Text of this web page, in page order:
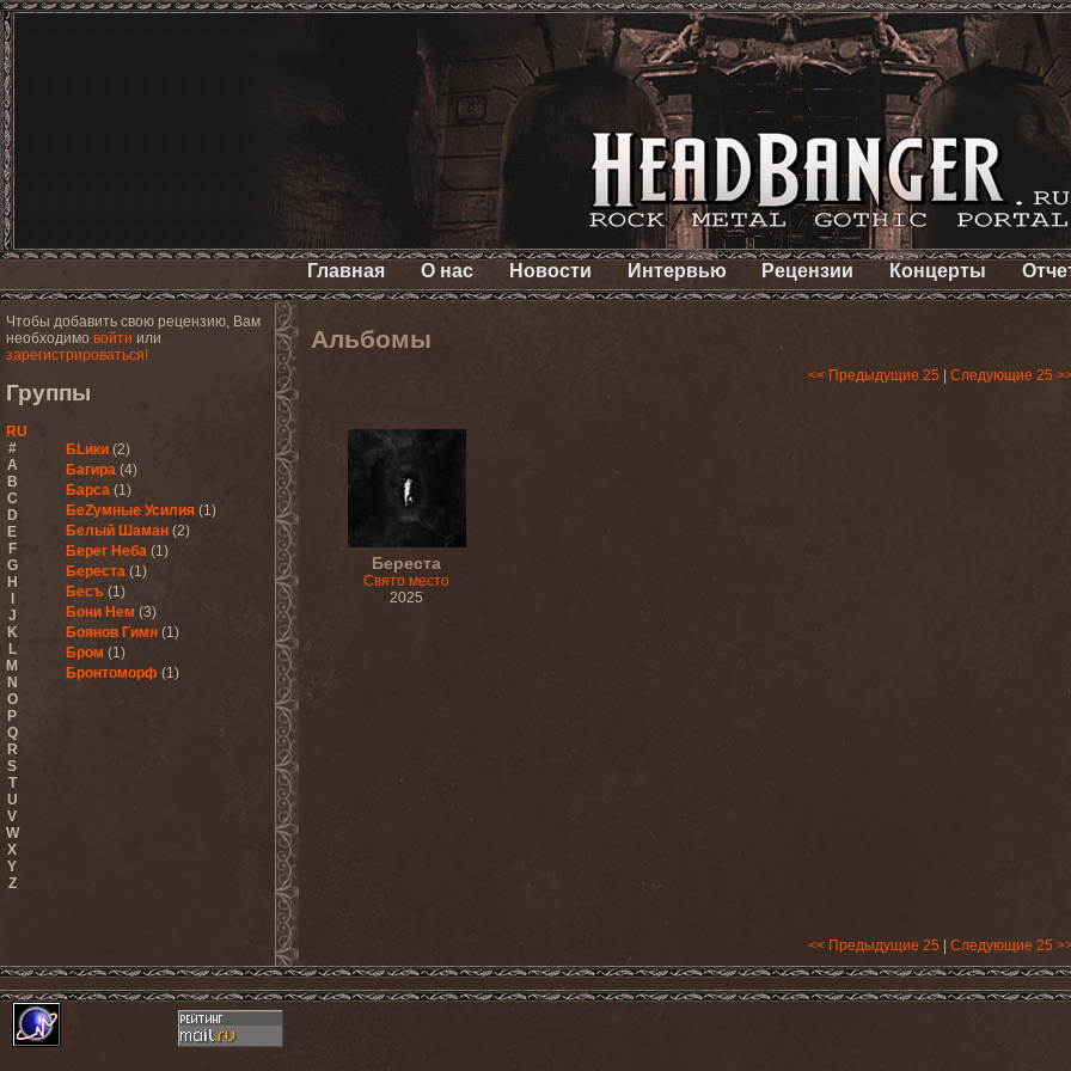
Главная О нас Новости Интервью Рецензии Концерты
Чтобы добавить свою рецензию, Вам
необходимо войти или
зарегистрироваться!
Группы
RU
#
A
B
C
D
E
F
G
H
J
K
L
M
N
O
P
Q
R
S
T
U
V
W
X
Y
Z
БLики (2)
Багира (4)
Барса (1)
БеZумные Усилия (1)
Белый Шаман (2)
Берег Неба (1)
Береста (1)
Бесъ (1)
Бони Нем (3)
Боянов Гимн (1)
Бром (1)
Бронтоморф (1)
Альбомы
<< Предыдущие 25 Следующие 25
Береста
Свято место
2025
<< Предыдущие 25 Следующие 25